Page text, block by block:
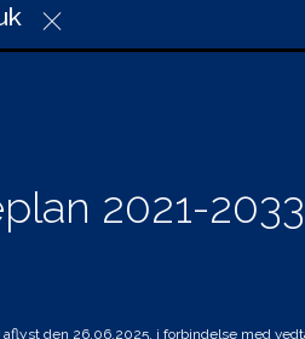
2021-
den 26.06.2025, i forbindelse med